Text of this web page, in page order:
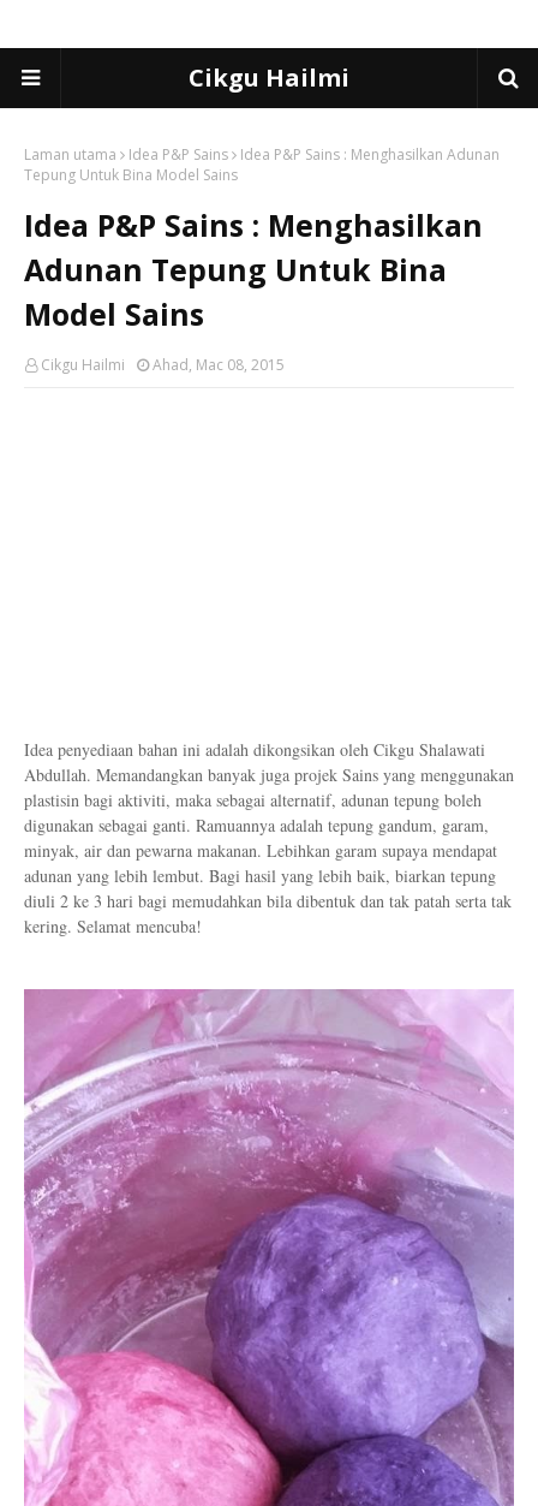
Cikgu Hailmi
Laman utama Idea P&P Sains
Idea P&P Sains : Menghasilkan Adunan
Tepung Untuk Bina Model Sains
Idea P&P Sains : Menghasilkan
Adunan Tepung Untuk Bina
Model Sains
Cikgu Hailmi Ahad, Mac 08, 2015
Idea penyediaan bahan ini adalah dikongsikan oleh Cikgu Shalawati
Abdullah. Memandangkan banyak juga projek Sains yang menggunakan
plastisin bagi aktiviti, maka sebagai alternatif, adunan tepung boleh
digunakan sebagai ganti. Ramuannya adalah tepung gandum, garam,
minyak, air dan pewarna makanan. Lebihkan garam supaya mendapat
adunan yang lebih lembut. Bagi hasil yang lebih baik, biarkan tepung
diuli 2 ke 3 hari bagi memudahkan bila dibentuk dan tak patah serta tak
kering. Selamat mencuba!